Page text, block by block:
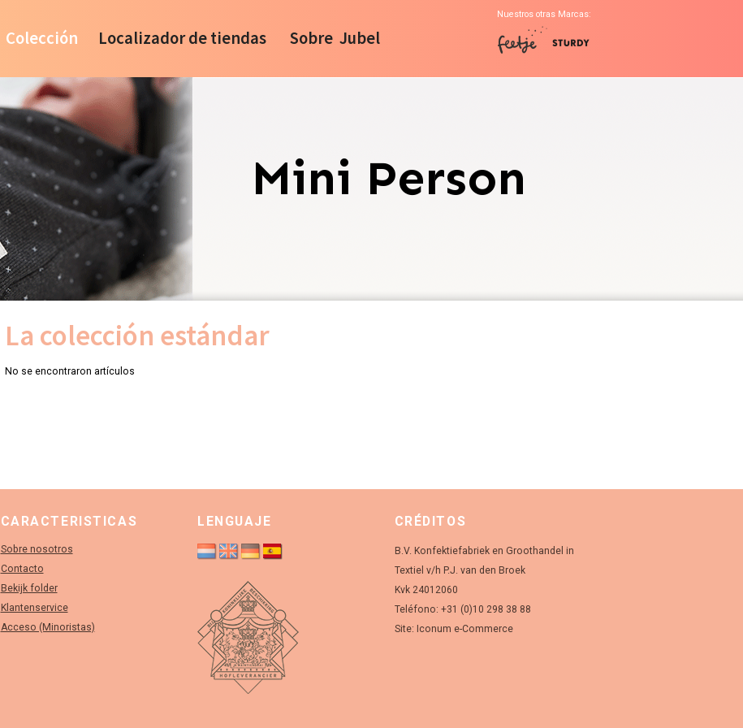
Colección Localizador de tiendas Sobre Jubel
Nuestros otras Marcas:
Mini Person
La colección estándar
No se encontraron artículos
CARACTERISTICAS
Sobre nosotros
Contacto
Bekijk folder
Klantenservice
Acceso (Minoristas)
LENGUAJE CRÉDITOS
B.V. Konfektiefabriek en Groothandel in
Textiel v/h P.J. van den Broek
Kvk 24012060
Teléfono: +31 (0)10 298 38 88
Site: Iconum e-Commerce